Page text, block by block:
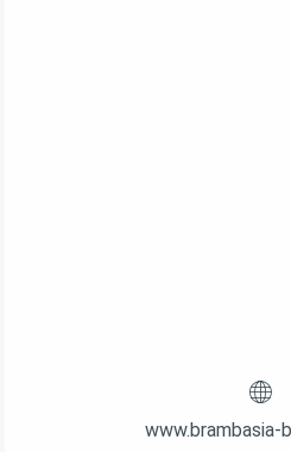
www.brambasia-